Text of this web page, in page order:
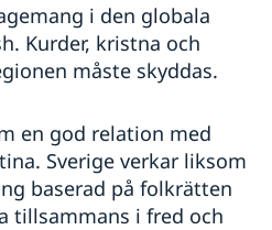
i den globala
Kurder, kristna och
måste skyddas.
en god relation med
Sverige verkar liksom
baserad på folkrätten
tillsammans i fred och